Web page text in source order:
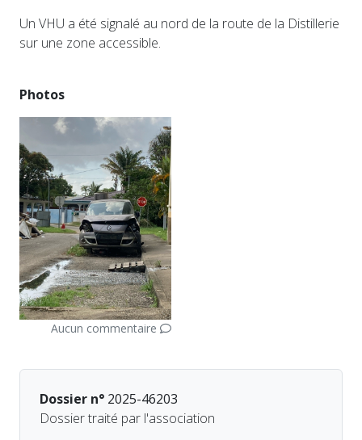
Un VHU a été signalé au nord de la route de la Distillerie
sur une zone accessible.
Photos
Aucun commentaire
Dossier n° 2025-46203
Dossier traité par l'association